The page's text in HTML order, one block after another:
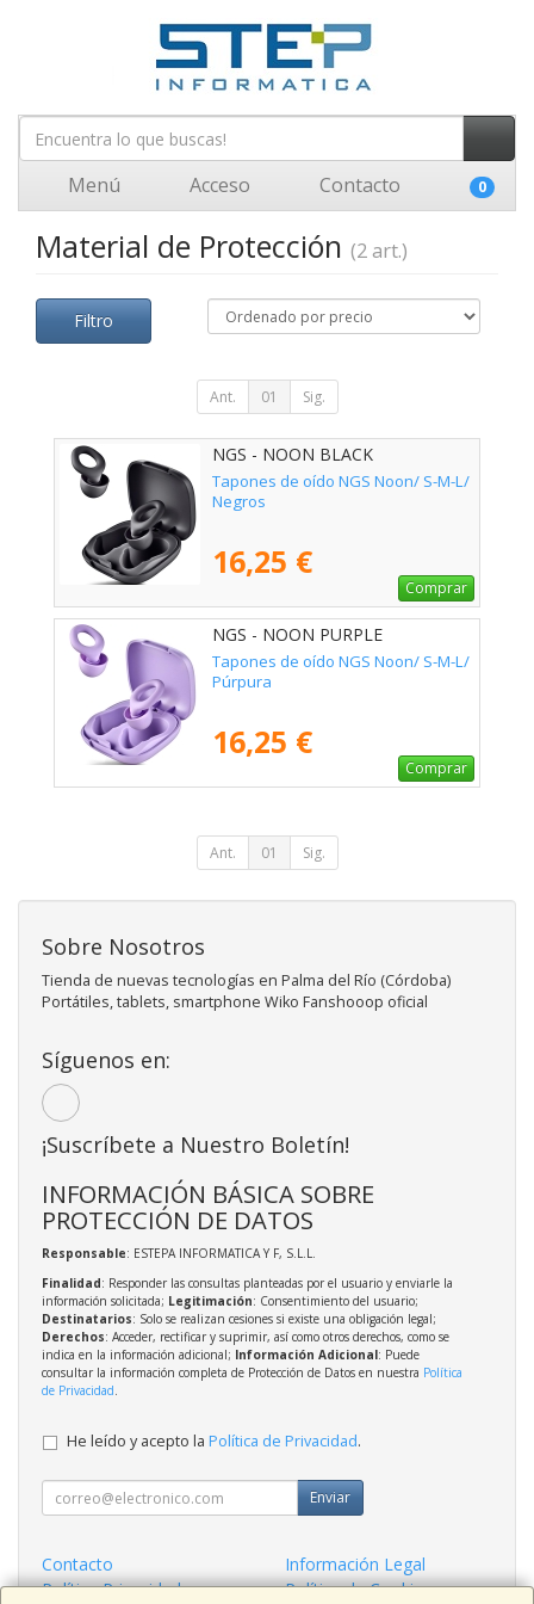
Menú Acceso Contacto 0
Material de Protección (2 art.)
Filtro
Ant. 01 Sig.
NGS - NOON BLACK
Tapones de oído NGS Noon/ S-M-L/
Negros
16,25 €
Comprar
NGS - NOON PURPLE
Tapones de oído NGS Noon/ S-M-L/
Púrpura
16,25 €
Comprar
Ant. 01 Sig.
Sobre Nosotros
Tienda de nuevas tecnologías en Palma del Río (Córdoba)
Portátiles, tablets, smartphone Wiko Fanshooop oficial
Síguenos en:
¡Suscríbete a Nuestro Boletín!
INFORMACIÓN BÁSICA SOBRE
PROTECCIÓN DE DATOS
Responsable: ESTEPA INFORMATICA Y F, S.L.L.
Finalidad: Responder las consultas planteadas por el usuario y enviarle la
información solicitada; Legitimación: Consentimiento del usuario;
Destinatarios: Solo se realizan cesiones si existe una obligación legal;
Derechos: Acceder, rectificar y suprimir, así como otros derechos, como se
indica en la información adicional; Información Adicional: Puede
consultar la información completa de Protección de Datos en nuestra Política
de Privacidad.
He leído y acepto la Política de Privacidad.
Enviar
Contacto
Información Legal
Política Privacidad
Política de Cookies